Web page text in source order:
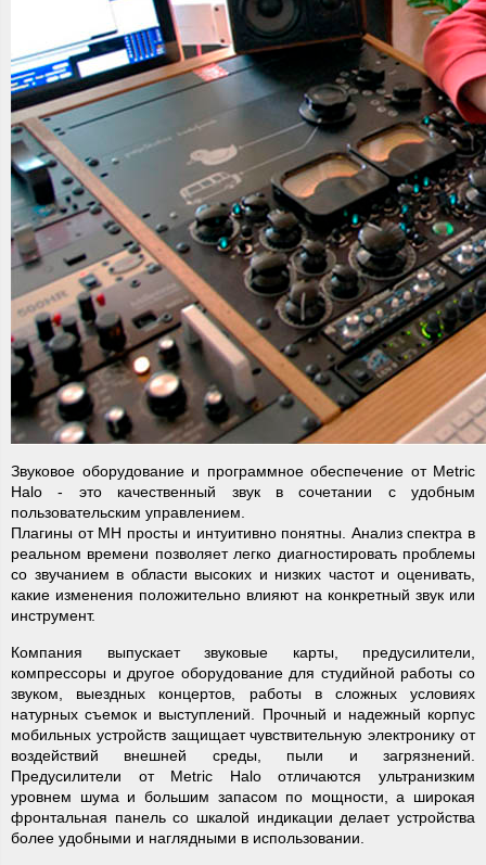
Звуковое оборудование и программное обеспечение от Metric
Halo - это качественный звук в сочетании с удобным
пользовательским управлением.
Плагины от МН просты и интуитивно понятны. Анализ спектра в
реальном времени позволяет легко диагностировать проблемы
со звучанием в области высоких и низких частот и оценивать,
какие изменения положительно влияют на конкретный звук или
инструмент.
Компания выпускает звуковые карты, предусилители,
компрессоры и другое оборудование для студийной работы со
звуком, выездных концертов, работы в сложных условиях
натурных съемок и выступлений. Прочный и надежный корпус
мобильных устройств защищает чувствительную электронику от
воздействий внешней среды, пыли и загрязнений.
Предусилители от Metric Halo отличаются ультранизким
уровнем шума и большим запасом по мощности, а широкая
фронтальная панель со шкалой индикации делает устройства
более удобными и наглядными в использовании.